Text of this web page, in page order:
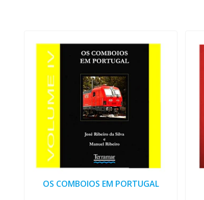
OS COMBOIOS EM PORTUGAL